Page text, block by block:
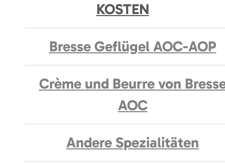
KOSTEN
Bresse Geflügel AOC-AOP
Crème und Beurre von
AOC
Andere Spezialitäten